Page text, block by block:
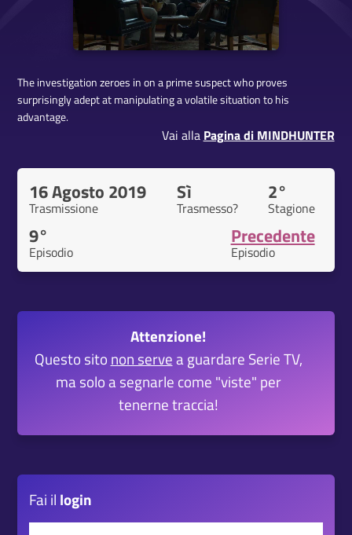
The investigation zeroes in on a prime suspect who proves
surprisingly adept at manipulating a volatile situation to his
advantage.
Vai alla Pagina di MINDHUNTER
16 Agosto 2019
Trasmissione
Sì
Trasmesso?
2°
Stagione
9°
Episodio
Precedente
Episodio
Attenzione!
Questo sito non servea guardare Serie TV,
ma solo a segnarle come "viste" per
tenerne traccia!
Fai il login